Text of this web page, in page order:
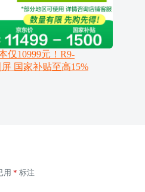
仅10999元！R9-
国家补贴至高15%
用 * 标注